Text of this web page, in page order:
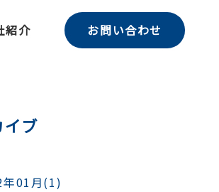
紹介 お問い合わせ
イブ
年01月(1)